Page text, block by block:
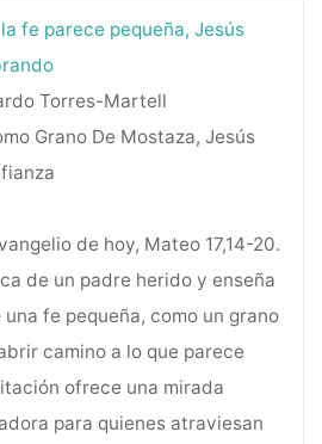
fe parece pequeña, Jesús
Torres-Martell
Grano De Mostaza, Jesús
de hoy, Mateo 17,14-20.
de un padre herido y enseña
fe pequeña, como un grano
camino a lo que parece
ofrece una mirada
para quienes atraviesan